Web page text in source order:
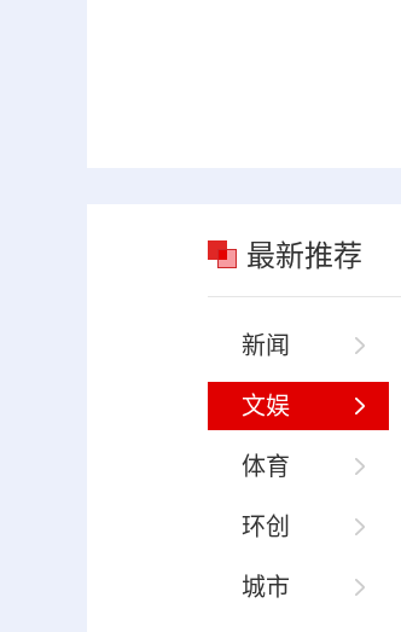
最新推荐
新闻
文娱
体育
环创
城市